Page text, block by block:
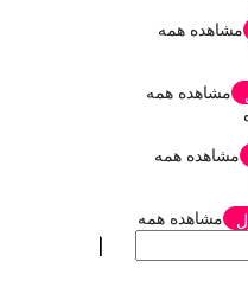
مشاهده همه
مشاهده همه
مشاهده همه
مشاهده همه